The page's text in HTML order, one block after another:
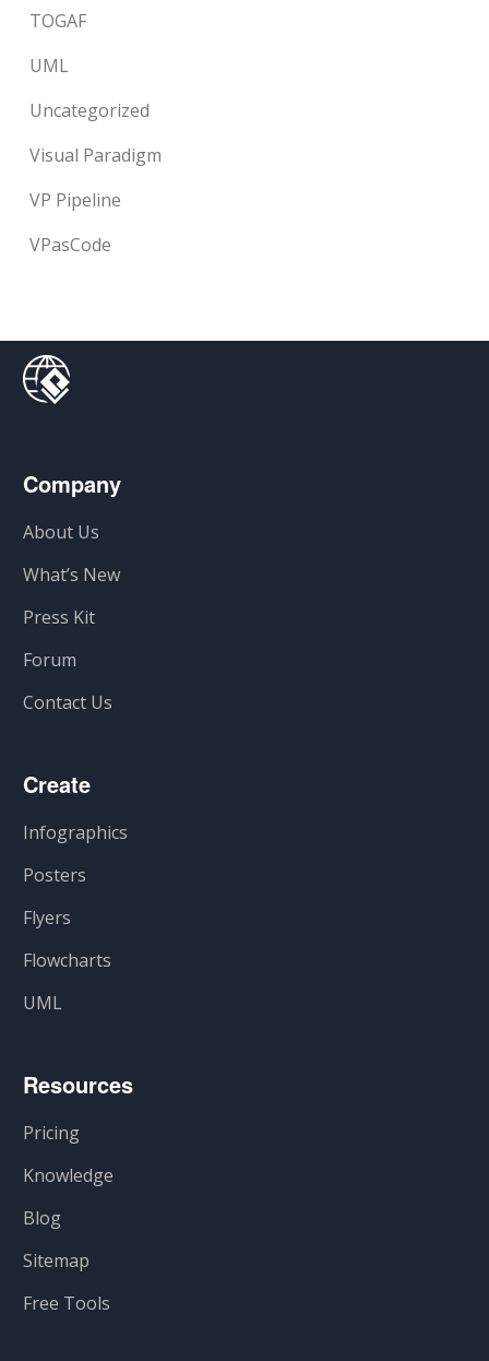
TOGAF
UML
Uncategorized
Visual Paradigm
VP Pipeline
VPasCode
Company
About Us
What’s New
Press Kit
Forum
Contact Us
Create
Infographics
Posters
Flyers
Flowcharts
UML
Resources
Pricing
Knowledge
Blog
Sitemap
Free Tools